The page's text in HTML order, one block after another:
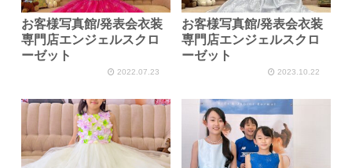
お客様写真館/発表会衣装
専門店エンジェルスクロ
ーゼット
2022.07.23
お客様写真館/発表会衣装
専門店エンジェルスクロ
ーゼット
2023.10.22